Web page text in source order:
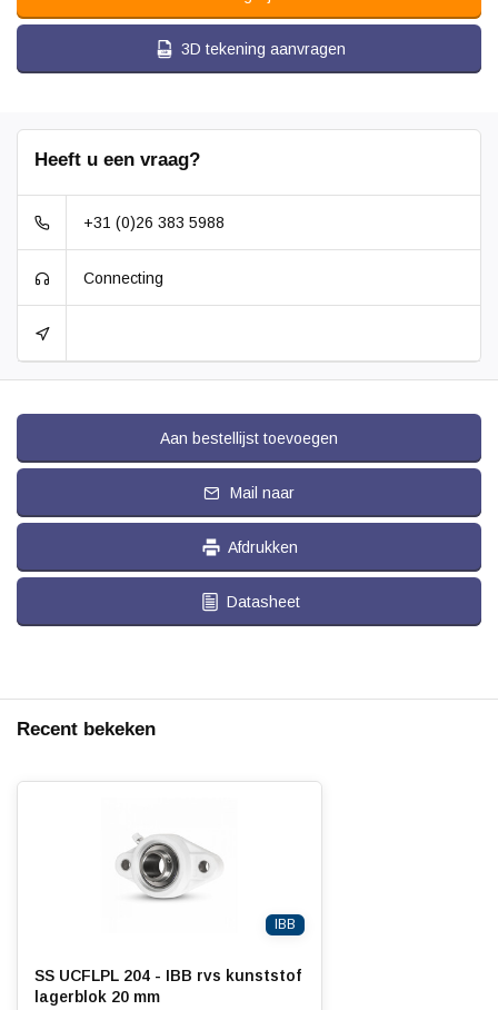
3D tekening aanvragen
Heeft u een vraag?
+31 (0)26 383 5988
Connecting
Aan bestellijst toevoegen
Mail naar
Afdrukken
Datasheet
Recent bekeken
IBB
SS UCFLPL 204 - IBB rvs kunststof
lagerblok 20 mm